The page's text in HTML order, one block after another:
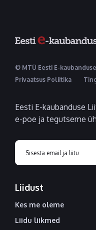
© MTÜ Eesti E-
Privaatsus Poliitika
Eesti E-kaubanduse
e-poe ja tegutseme
Liidust
Kes me oleme
Liidu liikmed